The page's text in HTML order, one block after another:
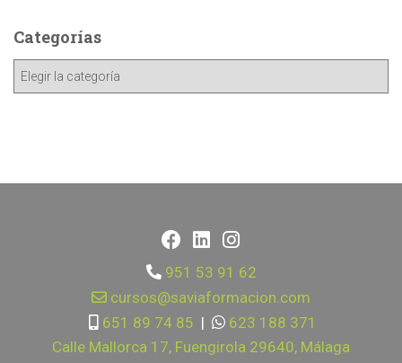
Categorías
951 53 91 62
cursos@saviaformacion.com
651 89 74 85 |
623 188 371
Calle Mallorca 17, Fuengirola 29640, Málaga